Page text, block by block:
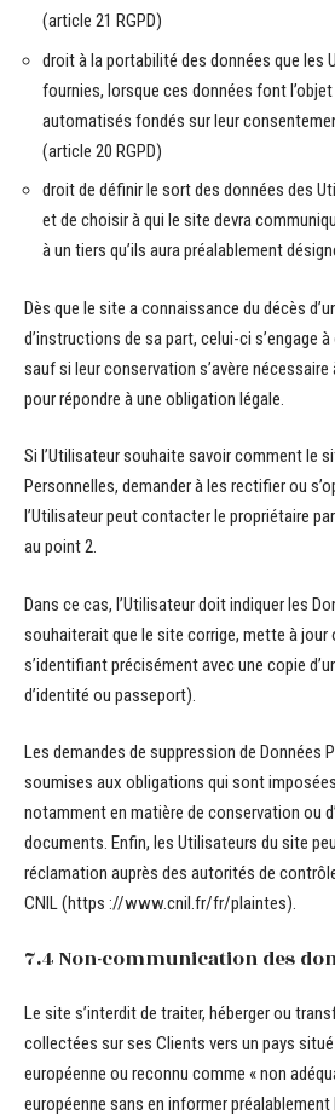
(article 21 RGPD)
droit à la portabilité des données que les
fournies, lorsque ces données font
automatisés fondés sur leur
(article 20 RGPD)
droit de définir le sort des données des
et de choisir à qui le site devra
à un tiers qu’ils aura préalablement
Dès que le site a connaissance du décès
d’instructions de sa part, celui-ci s’engage
sauf si leur conservation s’avère
pour répondre à une obligation légale.
Si l’Utilisateur souhaite savoir comment le
Personnelles, demander à les rectifier ou
l’Utilisateur peut contacter le propriétaire
au point 2.
Dans ce cas, l’Utilisateur doit indiquer les
souhaiterait que le site corrige, mette à jour
s’identifiant précisément avec une copie
d’identité ou passeport).
Les demandes de suppression de Données
soumises aux obligations qui sont
notamment en matière de conservation ou
documents. Enfin, les Utilisateurs du site
réclamation auprès des autorités de
CNIL (https ://www.cnil.fr/fr/plaintes).
7.4 Non-communication des
Le site s’interdit de traiter, héberger ou
collectées sur ses Clients vers un pays situé
européenne ou reconnu comme « non
européenne sans en informer